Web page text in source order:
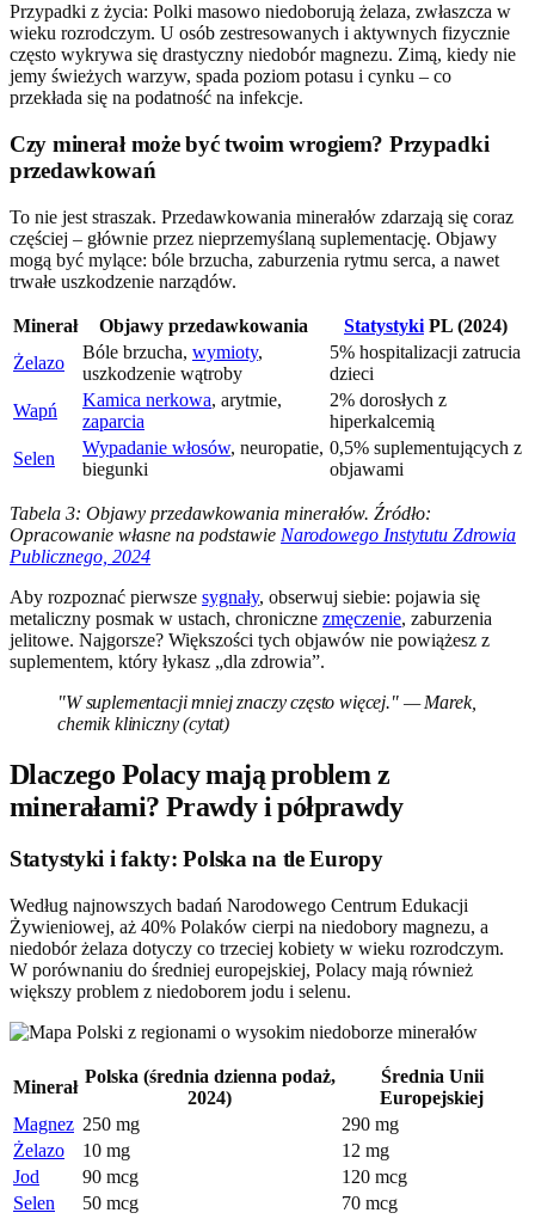
Przypadki z życia: Polki masowo niedoborują żelaza, zwłaszcza w
wieku rozrodczym. U osób zestresowanych i aktywnych fizycznie
często wykrywa się drastyczny niedobór magnezu. Zimą, kiedy nie
jemy świeżych warzyw, spada poziom potasu i cynku – co
przekłada się na podatność na infekcje.
Czy minerał może być twoim wrogiem? Przypadki
przedawkowań
To nie jest straszak. Przedawkowania minerałów zdarzają się coraz
częściej – głównie przez nieprzemyślaną suplementację. Objawy
mogą być mylące: bóle brzucha, zaburzenia rytmu serca, a nawet
trwałe uszkodzenie narządów.
Minerał Objawy przedawkowania Statystyki PL (2024)
Żelazo
Bóle brzucha, wymioty,
uszkodzenie wątroby
5% hospitalizacji zatrucia
dzieci
Wapń
Kamica nerkowa, arytmie,
zaparcia
2% dorosłych z
hiperkalcemią
Selen
Wypadanie włosów, neuropatie,
biegunki
0,5% suplementujących z
objawami
Tabela 3: Objawy przedawkowania minerałów. Źródło:
Opracowanie własne na podstawie Narodowego Instytutu Zdrowia
Publicznego, 2024
Aby rozpoznać pierwsze sygnały, obserwuj siebie: pojawia się
metaliczny posmak w ustach, chroniczne zmęczenie, zaburzenia
jelitowe. Najgorsze? Większości tych objawów nie powiążesz z
suplementem, który łykasz „dla zdrowia”.
"W suplementacji mniej znaczy często więcej." — Marek,
chemik kliniczny (cytat)
Dlaczego Polacy mają problem z
minerałami? Prawdy i półprawdy
Statystyki i fakty: Polska na tle Europy
Według najnowszych badań Narodowego Centrum Edukacji
Żywieniowej, aż 40% Polaków cierpi na niedobory magnezu, a
niedobór żelaza dotyczy co trzeciej kobiety w wieku rozrodczym.
W porównaniu do średniej europejskiej, Polacy mają również
większy problem z niedoborem jodu i selenu.
Minerał
Polska (średnia dzienna podaż,
2024)
Średnia Unii
Europejskiej
Magnez 250 mg
290 mg
Żelazo
10 mg
12 mg
Jod
90 mcg
120 mcg
Selen
50 mcg 70 mcg